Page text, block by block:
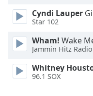
Font
Reset
Done
Cyndi Lauper
Star 102
Wham! Wake
Jammin Hitz Radio
Whitney
96.1 SOX